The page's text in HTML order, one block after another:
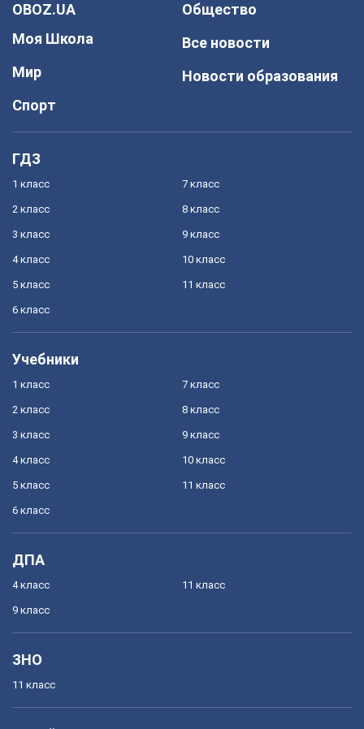
OBOZ.UA
Моя Школа
Мир
Спорт
Общество
Все новости
Новости образования
ГДЗ
1 класс
2 класс
3 класс
4 класс
5 класс
6 класс
7 класс
8 класс
9 класс
10 класс
11 класс
Учебники
1 класс
2 класс
3 класс
4 класс
5 класс
6 класс
7 класс
8 класс
9 класс
10 класс
11 класс
ДПА
4 класс
9 класс
11 класс
ЗНО
11 класс